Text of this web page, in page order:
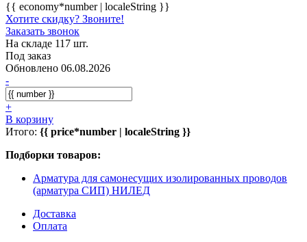
{{ economy*number | localeString }}
Хотите скидку? Звоните!
Заказать звонок
На складе 117 шт.
Под заказ
Обновлено 06.08.2026
-
+
В корзину
Итого: {{ price*number | localeString }}
Подборки товаров:
Арматура для самонесущих изолированных проводов
(арматура СИП) НИЛЕД
Доставка
Оплата